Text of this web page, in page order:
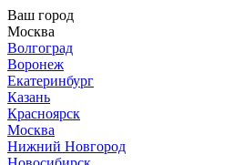
Ваш город
Москва
Волгоград
Воронеж
Екатеринбург
Казань
Красноярск
Москва
Нижний Новгород